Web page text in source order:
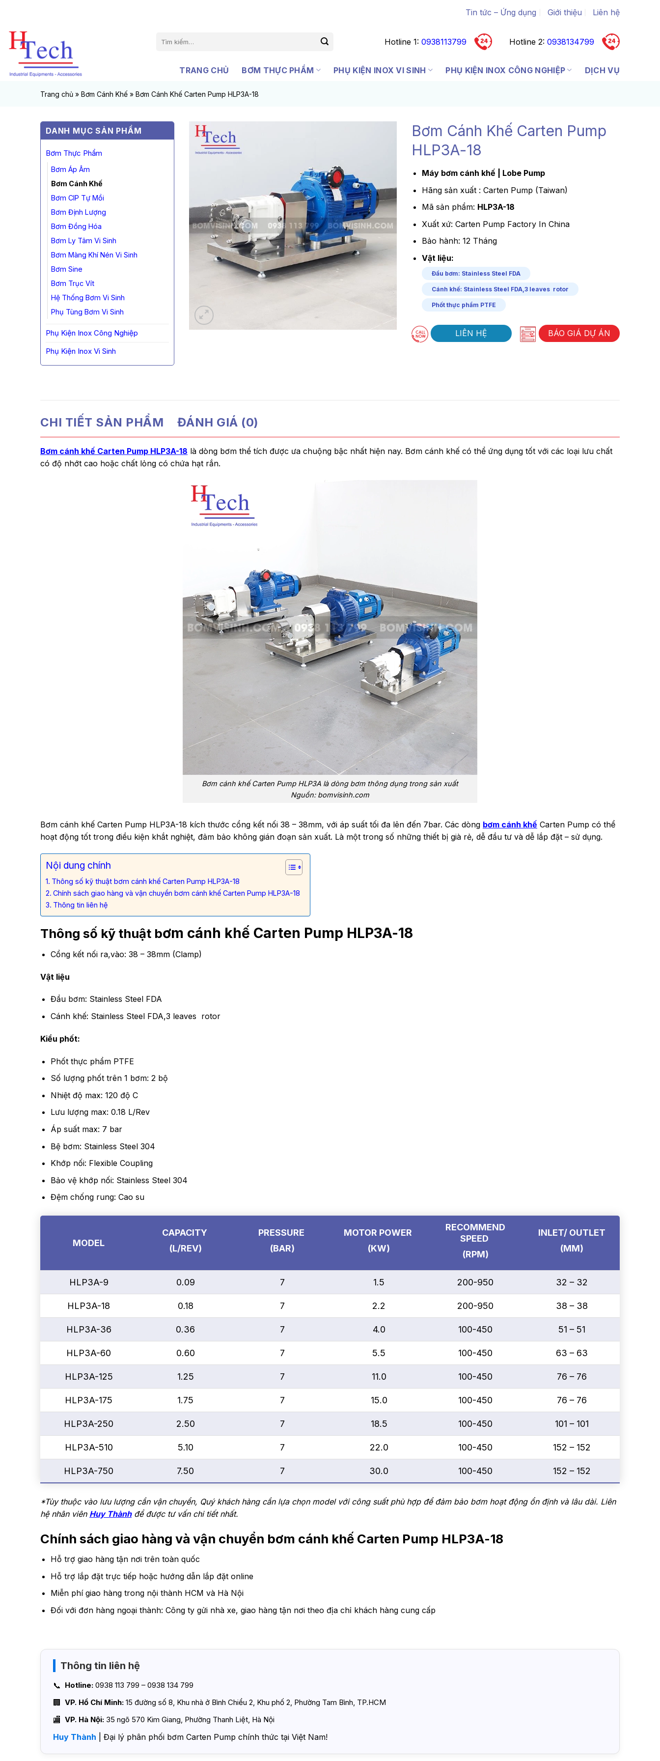
nội
dung
Tin tức – Ứng dụng Giới thiệu Liên hệ
kiếm:
Hotline 1:0938113799 Hotline 2: 0938134799
TRANG CHỦ BƠM THỰC PHẨM PHỤ KIỆN INOX VI SINH PHỤ KIỆN INOX CÔNG NGHIỆP DỊCH VỤ
Trang chủ » Bơm Cánh Khế » Bơm Cánh Khế Carten Pump HLP3A-18
DANH MỤC SẢN PHẨM
Bơm Thực Phẩm
Bơm Áp Âm
Bơm Cánh Khế
Bơm CIP Tự Mồi
Bơm Định Lượng
Bơm Đồng Hóa
Bơm Ly Tâm Vi Sinh
Bơm Màng Khí Nén Vi Sinh
Bơm Sine
Bơm Trục Vít
Hệ Thống Bơm Vi Sinh
Phụ Tùng Bơm Vi Sinh
Phụ Kiện Inox Công Nghiệp
Phụ Kiện Inox Vi Sinh
Bơm Cánh Khế Carten Pump
HLP3A-18
Máy bơm cánh khế | Lobe Pump
Hãng sản xuất : Carten Pump (Taiwan)
Mã sản phẩm: HLP3A-18
Xuất xứ: Carten Pump Factory In China
Bảo hành: 12 Tháng
Vật liệu:
Đầu bơm: Stainless Steel FDA
Cánh khế: Stainless Steel FDA,3 leaves rotor
Phốt thực phẩm PTFE
LIÊN HỆ BÁO GIÁ DỰ ÁN
CHI TIẾT SẢN PHẨM ĐÁNH GIÁ (0)
Bơm cánh khế Carten Pump HLP3A-18 là dòng bơm thể tích được ưa chuộng bậc nhất hiện nay. Bơm cánh khế có thể ứng dụng tốt với các loại lưu chất
có độ nhớt cao hoặc chất lỏng có chứa hạt rắn.
Bơm cánh khế Carten Pump HLP3A là dòng bơm thông dụng trong sản xuất
Nguồn: bomvisinh.com
Bơm cánh khế Carten Pump HLP3A-18 kích thước cổng kết nối 38 – 38mm, với áp suất tối đa lên đến 7bar. Các dòng bơm cánh khế Carten Pump có thể
hoạt động tốt trong điều kiện khắt nghiệt, đảm bảo không gián đoạn sản xuất. Là một trong số những thiết bị già rẻ, dễ đầu tư và dễ lắp đặt – sử dụng.
Nội dung chính
Thông số kỹ thuật bơm cánh khế Carten Pump HLP3A-18
Chính sách giao hàng và vận chuyển bơm cánh khế Carten Pump HLP3A-18
Thông tin liên hệ
Thông số kỹ thuật bơm cánh khế Carten Pump HLP3A-18
Cổng kết nối ra,vào: 38 – 38mm (Clamp)
Vật liệu
Đầu bơm: Stainless Steel FDA
Cánh khế: Stainless Steel FDA,3 leaves rotor
Kiểu phốt:
Phốt thực phẩm PTFE
Số lượng phốt trên 1 bơm: 2 bộ
Nhiệt độ max: 120 độ C
Lưu lượng max: 0.18 L/Rev
Áp suất max: 7 bar
Bệ bơm: Stainless Steel 304
Khớp nối: Flexible Coupling
Bảo vệ khớp nối: Stainless Steel 304
Đệm chống rung: Cao su
MODEL
CAPACITY
(L/REV)
PRESSURE
(BAR)
MOTOR POWER
(KW)
RECOMMEND
SPEED
(RPM)
INLET/ OUTLET
(MM)
HLP3A-9 0.09 7 1.5 200-950 32 – 32
HLP3A-18 0.18 7 2.2 200-950 38 – 38
HLP3A-36 0.36 7 4.0 100-450 51 – 51
HLP3A-60 0.60 7 5.5 100-450 63 – 63
HLP3A-125 1.25 7 11.0 100-450 76 – 76
HLP3A-175 1.75 7 15.0 100-450 76 – 76
HLP3A-250 2.50 7 18.5 100-450 101 – 101
HLP3A-510 5.10 7 22.0 100-450 152 – 152
HLP3A-750 7.50 7 30.0 100-450 152 – 152
*Tùy thuộc vào lưu lượng cần vận chuyển, Quý khách hàng cần lựa chọn model với công suất phù hợp để đảm bảo bơm hoạt động ổn định và lâu dài. Liên
hệ nhân viên Huy Thànhđể được tư vấn chi tiết nhất.
Chính sách giao hàng và vận chuyển bơm cánh khế Carten Pump HLP3A-18
Hỗ trợ giao hàng tận nơi trên toàn quốc
Hỗ trợ lắp đặt trực tiếp hoặc hướng dẫn lắp đặt online
Miễn phí giao hàng trong nội thành HCM và Hà Nội
Đối với đơn hàng ngoại thành: Công ty gửi nhà xe, giao hàng tận nơi theo địa chỉ khách hàng cung cấp
Thông tin liên hệ
Hotline: 0938 113 799 – 0938 134 799
VP. Hồ Chí Minh: 15 đường số 8, Khu nhà ở Bình Chiểu 2, Khu phố 2, Phường Tam Bình, TP.HCM
VP. Hà Nội: 35 ngõ 570 Kim Giang, Phường Thanh Liệt, Hà Nội
Huy Thành | Đại lý phân phối bơm Carten Pump chính thức tại Việt Nam!